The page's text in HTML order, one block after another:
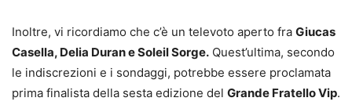
Inoltre, vi ricordiamo che c’è un televoto aperto fra Giucas
Casella, Delia Duran e Soleil Sorge. Quest’ultima, secondo
le indiscrezioni e i sondaggi, potrebbe essere proclamata
prima finalista della sesta edizione del Grande Fratello Vip.